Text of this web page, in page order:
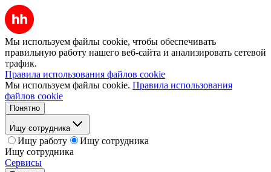
Мы используем файлы cookie, чтобы обеспечивать
правильную работу нашего веб-сайта и анализировать сетевой
трафик.
Правила использования файлов cookie
Мы используем файлы cookie. Правила использования
файлов cookie
Понятно
Ищу сотрудника
Ищу работу
Ищу сотрудника
Ищу сотрудника
Сервисы